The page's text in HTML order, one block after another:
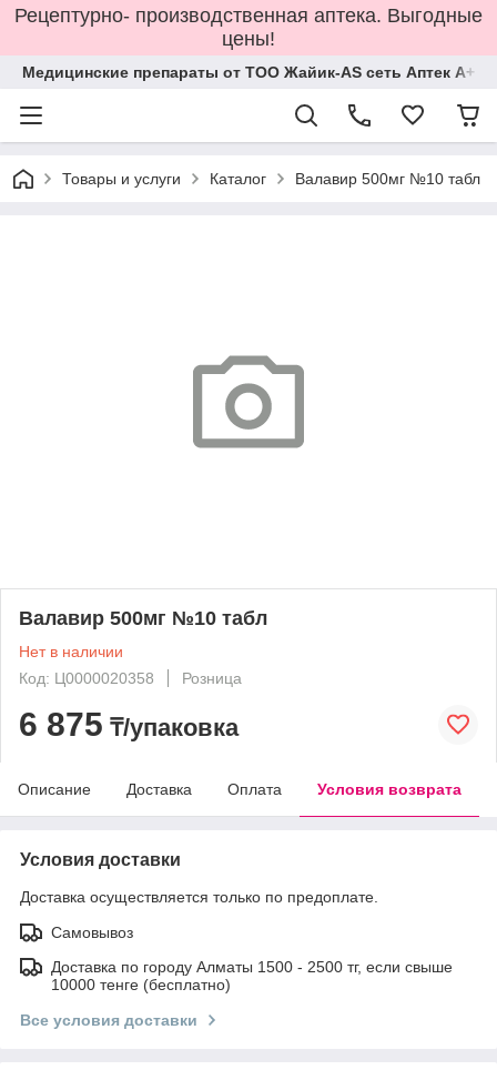
Рецептурно- производственная аптека. Выгодные
цены!
Медицинские препараты от ТОО Жайик-AS сеть Аптек А+
Товары и услуги Каталог Валавир 500мг №10 табл
Валавир 500мг №10 табл
Нет в наличии
Код: Ц0000020358
Розница
6 875 ₸/упаковка
Описание Доставка Оплата Условия возврата
Условия доставки
Доставка осуществляется только по предоплате.
Самовывоз
Доставка по городу Алматы 1500 - 2500 тг, если свыше
10000 тенге (бесплатно)
Все условия доставки